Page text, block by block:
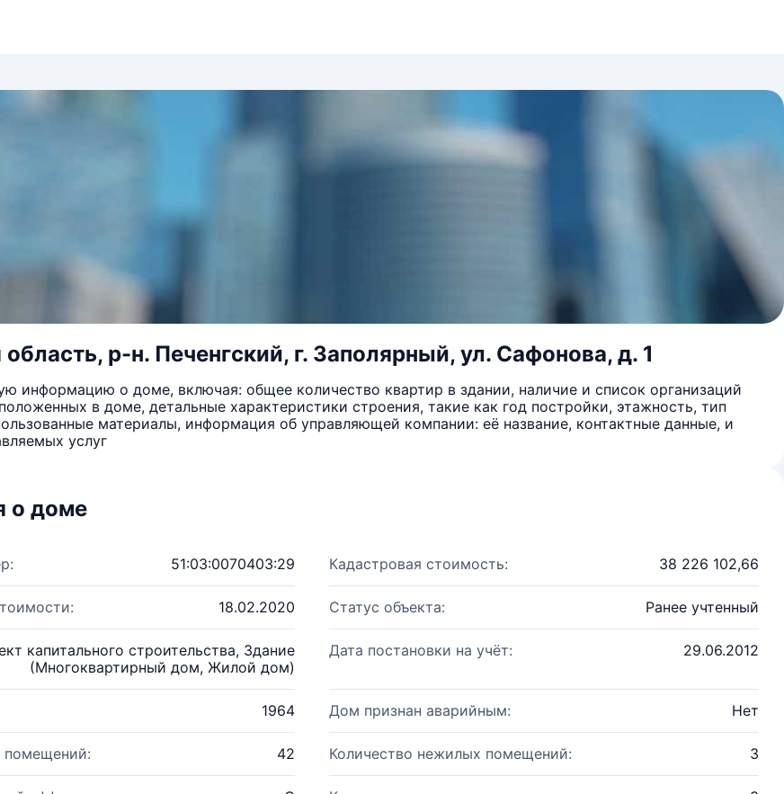
р-н. Печенгский, г. Заполярный, ул. Сафонова, д. 1
информацию о доме, включая: общее количество квартир в здании, наличие и список организаций
в доме, детальные характеристики строения, такие как год постройки, этажность, тип
материалы, информация об управляющей компании: её название, контактные данные, и
услуг
о доме
51:03:0070403:29 Кадастровая стоимость: 38 226 102,66
18.02.2020 Статус объекта: Ранее учтенный
капитального строительства, Здание
(Многоквартирный дом, Жилой дом)
Дата постановки на учёт: 29.06.2012
1964 Дом признан аварийным: Нет
помещений: 42 Количество нежилых помещений: 3